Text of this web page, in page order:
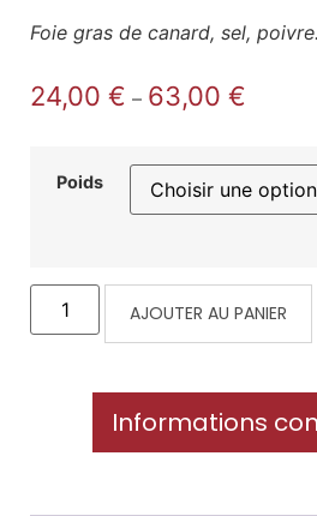
Foie gras de canard, sel, poivre.
24,00 € – 63,00 €
Poids
AJOUTER AU PANIER
Informations